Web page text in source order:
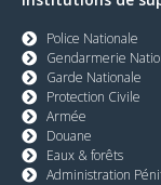
Police Nationale
Gendarmerie
Garde Nationale
Protection Civile
Armée
Douane
Eaux & forêts
Administration